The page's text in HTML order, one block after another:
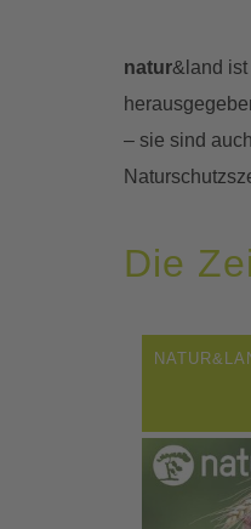
natur&land ist
– sie sind
Die